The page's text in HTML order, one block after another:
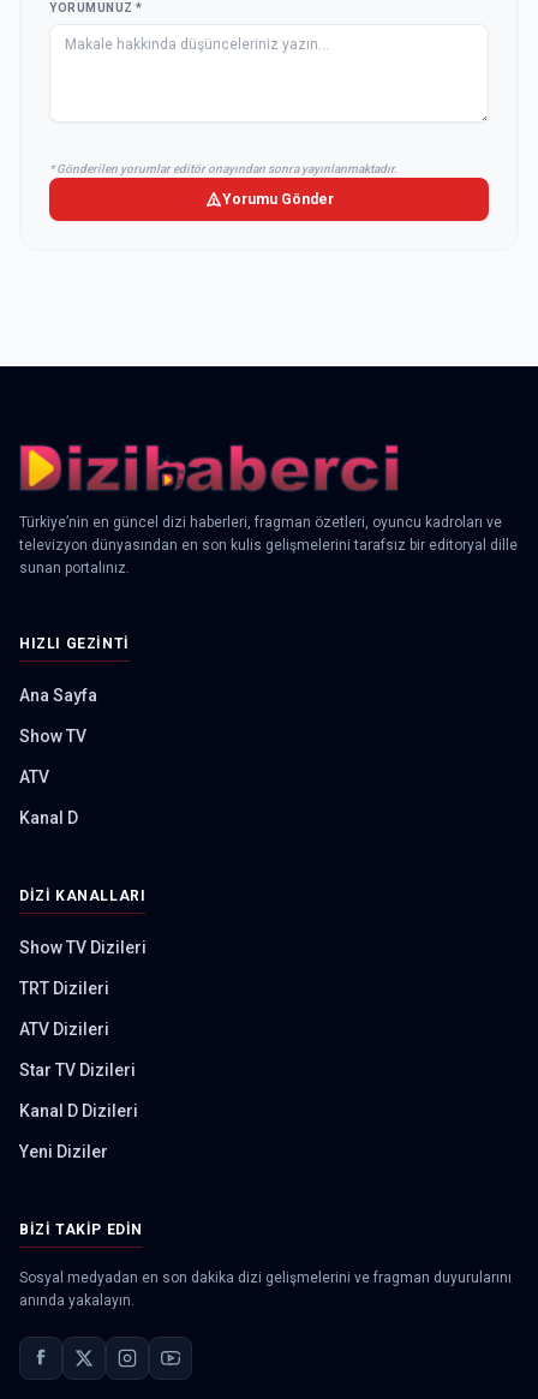
YORUMUNUZ *
* Gönderilen yorumlar editör onayından sonra yayınlanmaktadır.
Yorumu Gönder
Türkiye’nin en güncel dizi haberleri, fragman özetleri, oyuncu kadroları ve
televizyon dünyasından en son kulis gelişmelerini tarafsız bir editoryal dille
sunan portalınız.
HIZLI GEZINTI
Ana Sayfa
Show TV
ATV
Kanal D
DIZI KANALLARI
Show TV Dizileri
TRT Dizileri
ATV Dizileri
Star TV Dizileri
Kanal D Dizileri
Yeni Diziler
BIZI TAKIP EDIN
Sosyal medyadan en son dakika dizi gelişmelerini ve fragman duyurularını
anında yakalayın.